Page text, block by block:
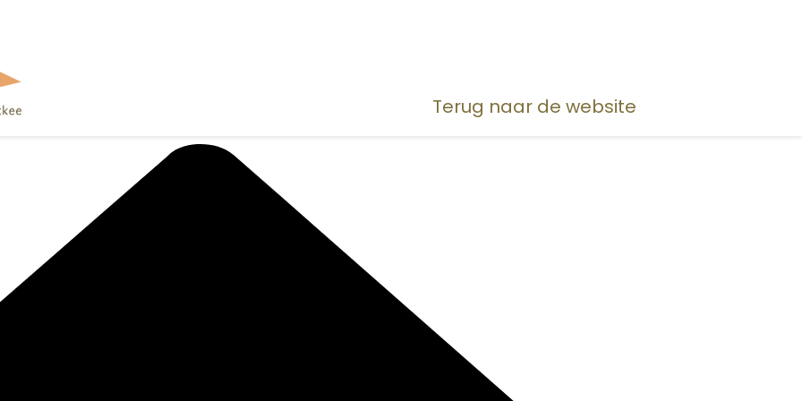
Terug naar de website